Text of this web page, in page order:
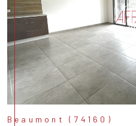
Beaumont (74160)